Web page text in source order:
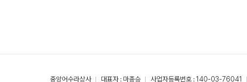
중앙어수라상사 대표자 : 마종승 사업자등록번호 : 140-03-76041